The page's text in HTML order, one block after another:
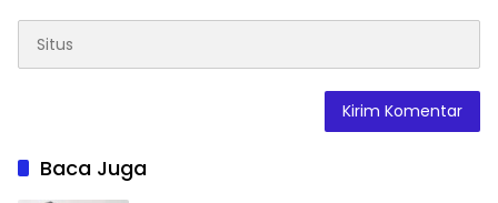
Baca Juga